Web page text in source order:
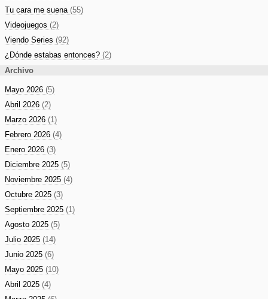
Tu cara me suena (55)
Videojuegos (2)
Viendo Series (92)
¿Dónde estabas entonces? (2)
Archivo
Mayo 2026 (5)
Abril 2026 (2)
Marzo 2026 (1)
Febrero 2026 (4)
Enero 2026 (3)
Diciembre 2025 (5)
Noviembre 2025 (4)
Octubre 2025 (3)
Septiembre 2025 (1)
Agosto 2025 (5)
Julio 2025 (14)
Junio 2025 (6)
Mayo 2025 (10)
Abril 2025 (4)